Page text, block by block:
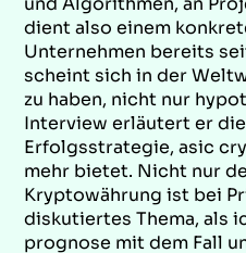
dient also einem
Unternehmen bereits
scheint sich in der
zu haben, nicht nur
Interview erläutert er
Erfolgsstrategie, asic
mehr bietet. Nicht nur
Kryptowährung ist bei
diskutiertes Thema, als
prognose mit dem Fall